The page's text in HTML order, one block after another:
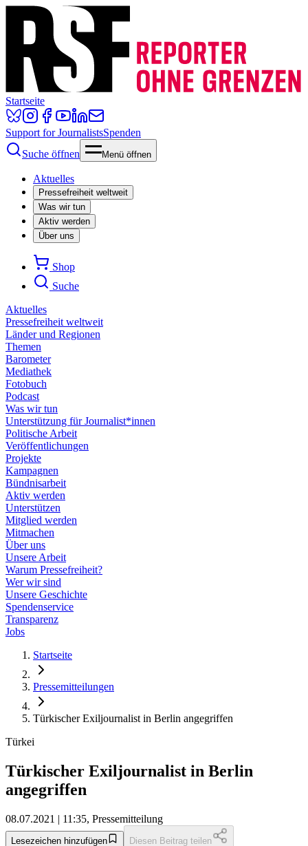
Startseite
Support for JournalistsSpenden
Suche öffnen
Menü öffnen
Aktuelles
Pressefreiheit weltweit
Was wir tun
Aktiv werden
Über uns
Shop
Suche
Aktuelles
Pressefreiheit weltweit
Länder und Regionen
Themen
Barometer
Mediathek
Fotobuch
Podcast
Was wir tun
Unterstützung für Journalist*innen
Politische Arbeit
Veröffentlichungen
Projekte
Kampagnen
Bündnisarbeit
Aktiv werden
Unterstützen
Mitglied werden
Mitmachen
Über uns
Unsere Arbeit
Warum Pressefreiheit?
Wer wir sind
Unsere Geschichte
Spendenservice
Transparenz
Jobs
Startseite
Pressemitteilungen
Türkischer Exiljournalist in Berlin angegriffen
Türkei
Türkischer Exiljournalist in Berlin
angegriffen
08.07.2021 | 11:35, Pressemitteilung
Lesezeichen hinzufügen Diesen Beitrag teilen